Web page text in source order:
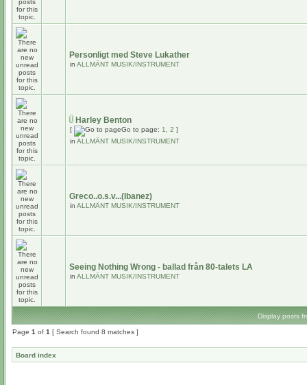
Personligt med Steve Lukather
in ALLMÄNT MUSIK/INSTRUMENT
Harley Benton
[ Go to page: 1 2 ]
in ALLMÄNT MUSIK/INSTRUMENT
Greco..o.s.v...(Ibanez)
in ALLMÄNT MUSIK/INSTRUMENT
Seeing Nothing Wrong - ballad från 80-talets LA
in ALLMÄNT MUSIK/INSTRUMENT
Display posts
Page 1 of 1 [ Search found 8 matches ]
Board index